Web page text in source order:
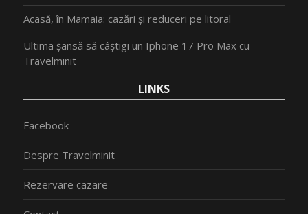
Acasă, în Mamaia: cazări și reduceri pe litoral
Ultima șansă să câștigi un Iphone 17 Pro Max cu
Travelminit
LINKS
Facebook
Despre Travelminit
Rezervare cazare